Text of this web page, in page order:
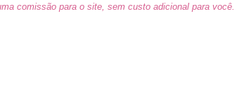
comissão para o site, sem custo adicional para você.